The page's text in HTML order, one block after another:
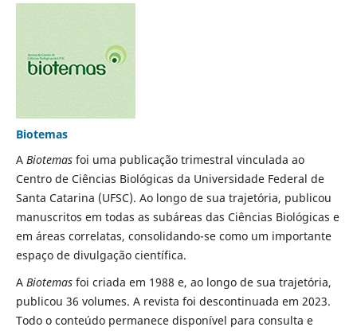
Biotemas
A Biotemasfoi uma publicação trimestral vinculada ao
Centro de Ciências Biológicas da Universidade Federal de
Santa Catarina (UFSC). Ao longo de sua trajetória, publicou
manuscritos em todas as subáreas das Ciências Biológicas e
em áreas correlatas, consolidando-se como um importante
espaço de divulgação científica.
A Biotemasfoi criada em 1988 e, ao longo de sua trajetória,
publicou 36 volumes. A revista foi descontinuada em 2023.
Todo o conteúdo permanece disponível para consulta e